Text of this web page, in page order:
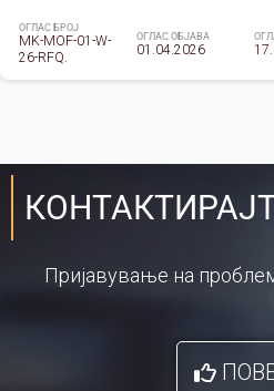
ОГЛАС БРОЈ
MK-MOF-01-W-
26-RFQ.
ОГЛАС ОБЈАВА
01.04.2026
Пријавување на